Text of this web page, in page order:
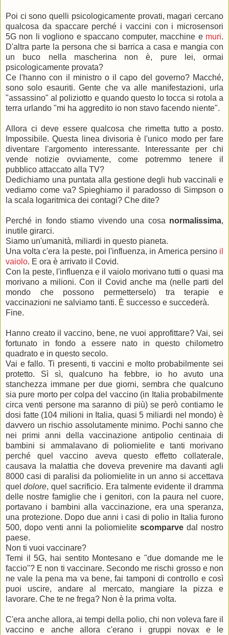
Poi ci sono quelli psicologicamente provati, magari cercano
qualcosa da spaccare perché i vaccini con i microsensori
5G non li vogliono e spaccano computer, macchine e muri.
D'altra parte la persona che si barrica a casa e mangia con
un buco nella mascherina non è, pure lei, ormai
psicologicamente provata?
Ce l'hanno con il ministro o il capo del governo? Macché,
sono solo esauriti. Gente che va alle manifestazioni, urla
"assassino" al poliziotto e quando questo lo tocca si rotola a
terra urlando "mi ha aggredito io non stavo facendo niente".
Allora ci deve essere qualcosa che rimetta tutto a posto.
Impossibile. Questa linea divisoria è l'unico modo per fare
diventare l'argomento interessante. Interessante per chi
vende notizie ovviamente, come potremmo tenere il
pubblico attaccato alla TV?
Dedichiamo una puntata alla gestione degli hub vaccinali e
vediamo come va? Spieghiamo il paradosso di Simpson o
la scala logaritmica dei contagi? Che dite?
Perché in fondo stiamo vivendo una cosa normalissima,
inutile girarci.
Siamo un'umanità, miliardi in questo pianeta.
Una volta c'era la peste, poi l'influenza, in America persino il
vaiolo. E ora è arrivato il Covid.
Con la peste, l'influenza e il vaiolo morivano tutti o quasi ma
morivano a milioni. Con il Covid anche ma (nelle parti del
mondo che possono permetterselo) tra terapie e
vaccinazioni ne salviamo tanti. È successo e succederà.
Fine.
Hanno creato il vaccino, bene, ne vuoi approfittare? Vai, sei
fortunato in fondo a essere nato in questo chilometro
quadrato e in questo secolo.
Vai e fallo. Ti presenti, ti vaccini e molto probabilmente sei
protetto. Sì sì, qualcuno ha febbre, io ho avuto una
stanchezza immane per due giorni, sembra che qualcuno
sia pure morto per colpa del vaccino (in Italia probabilmente
circa venti persone ma saranno di più) se però contiamo le
dosi fatte (104 milioni in Italia, quasi 5 miliardi nel mondo) è
davvero un rischio assolutamente minimo. Pochi sanno che
nei primi anni della vaccinazione antipolio centinaia di
bambini si ammalavano di poliomielite e tanti morivano
perché quel vaccino aveva questo effetto collaterale,
causava la malattia che doveva prevenire ma davanti agli
8000 casi di paralisi da poliomielite in un anno si accettava
queldolore, quel sacrificio. Era talmente evidente il dramma
delle nostre famiglie che i genitori, con la paura nel cuore,
portavano i bambini alla vaccinazione, era una speranza,
una protezione. Dopo due anni i casi di polio in Italia furono
500, dopo venti anni la poliomielite scomparve dal nostro
paese.
Non ti vuoi vaccinare?
Temi il 5G, hai sentito Montesano e "due domande me le
faccio"? E non ti vaccinare. Secondo me rischi grosso e non
ne vale la pena ma va bene, fai tamponi di controllo e così
puoi uscire, andare al mercato, mangiare la pizza e
lavorare. Che te ne frega? Non è la prima volta.
C'era anche allora, ai tempi della polio, chi non voleva fare il
vaccino e anche allora c'erano i gruppi novax e le